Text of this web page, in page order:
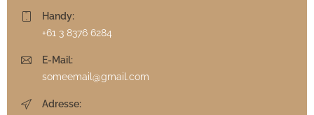
Handy:
+61 3 8376 6284
E-Mail:
someemail@gmail.com
Adresse: